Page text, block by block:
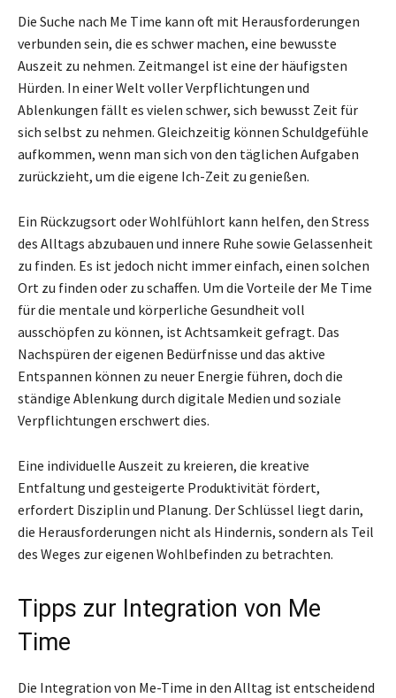
Die Suche nach Me Time kann oft mit Herausforderungen
verbunden sein, die es schwer machen, eine bewusste
Auszeit zu nehmen. Zeitmangel ist eine der häufigsten
Hürden. In einer Welt voller Verpflichtungen und
Ablenkungen fällt es vielen schwer, sich bewusst Zeit für
sich selbst zu nehmen. Gleichzeitig können Schuldgefühle
aufkommen, wenn man sich von den täglichen Aufgaben
zurückzieht, um die eigene Ich-Zeit zu genießen.
Ein Rückzugsort oder Wohlfühlort kann helfen, den Stress
des Alltags abzubauen und innere Ruhe sowie Gelassenheit
zu finden. Es ist jedoch nicht immer einfach, einen solchen
Ort zu finden oder zu schaffen. Um die Vorteile der Me Time
für die mentale und körperliche Gesundheit voll
ausschöpfen zu können, ist Achtsamkeit gefragt. Das
Nachspüren der eigenen Bedürfnisse und das aktive
Entspannen können zu neuer Energie führen, doch die
ständige Ablenkung durch digitale Medien und soziale
Verpflichtungen erschwert dies.
Eine individuelle Auszeit zu kreieren, die kreative
Entfaltung und gesteigerte Produktivität fördert,
erfordert Disziplin und Planung. Der Schlüssel liegt darin,
die Herausforderungen nicht als Hindernis, sondern als Teil
des Weges zur eigenen Wohlbefinden zu betrachten.
Tipps zur Integration von Me
Time
Die Integration von Me-Time in den Alltag ist entscheidend